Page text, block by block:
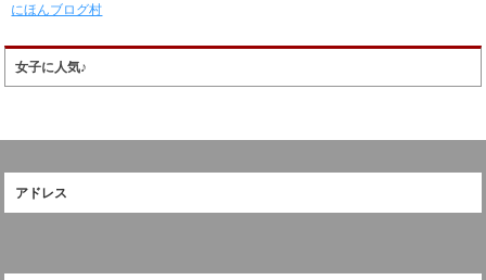
にほんブログ村
女子に人気♪
アドレス